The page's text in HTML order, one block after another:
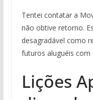
Tentei contatar a
não obtive retorno.
desagradável como
futuros aluguéis com
Lições